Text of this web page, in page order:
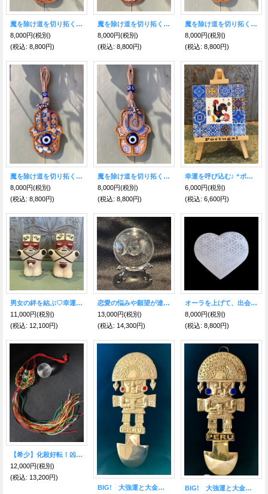
魔を除け道を切り拓く！ナザールボンジュウ＆WOODハムサ お守り壁掛け飾り E
8,000円(税別)
(税込: 8,800円)
魔を除け道を切り拓く！ナザールボンジュウ＆WOODハムサ お守り壁掛け飾り D
8,000円(税別)
(税込: 8,800円)
魔を除け道を切り拓く！ナザールボンジュウ＆WOODハムサ お守り壁掛け飾り C
8,000円(税別)
(税込: 8,800円)
魔を除け道を切り拓く！ナザールボンジュウ＆WOODハムサ お守り壁掛け飾り B
8,000円(税別)
(税込: 8,800円)
魔を除け道を切り拓く！ナザールボンジュウ＆WOODハムサ お守り壁掛け飾り A
8,000円(税別)
(税込: 8,800円)
幸運を呼び込む♪ “ポルトガルの言い伝え”奇跡を起こしたバルセロスの雄鶏★伝統的な装飾タイル”アズレージョ” イーゼル付き ブラック-仕事運UP
6,000円(税別)
(税込: 6,600円)
男女の絆を結ぶ♡幸運の精霊 クチミルコ インカ帝国チャンカイ文化 PERU
11,000円(税別)
(税込: 12,100円)
恋愛の悩みや願望が達成される！トリプルムーン クリスタルボール
13,000円(税別)
(税込: 14,300円)
オーラを上げて、出会いと幸運を運ぶ♡セレナイト ハート フラワーオブライフ 生命力を上げて秘めたポテンシャルを解放！
8,000円(税別)
(税込: 8,800円)
【希少】化殺好転！凶から吉へ運気向上！ネット入り天然水晶浄化球
12,000円(税別)
(税込: 13,200円)
BIG! 大強運と大金運に恵まれるパワーが秘められた ペルーの聖なる黄金の大きなナイフ★トゥミ R
BIG! 大強運と大金運に恵まれるパワーが秘められた ペルーの聖なる黄金の大きなナイフ★トゥミ B